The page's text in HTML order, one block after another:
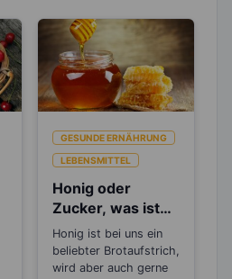
GESUNDE ERNÄHRUNG
LEBENSMITTEL
Honig oder
Zucker, was ist
gesünder?
Honig ist bei uns ein
beliebter Brotaufstrich,
wird aber auch gerne